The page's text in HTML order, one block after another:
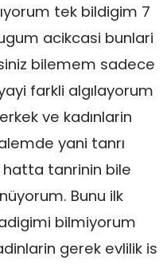
tek bildigim 7
acikcasi bunlari
bilemem sadece
farkli algılayorum
ve kadınlarin
yani tanrı
tanrinin bile
Bunu ilk
bilmiyorum
gerek evlilik is